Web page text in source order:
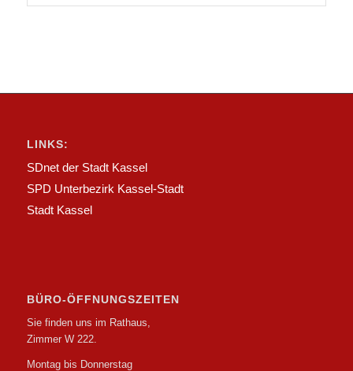
LINKS:
SDnet der Stadt Kassel
SPD Unterbezirk Kassel-Stadt
Stadt Kassel
BÜRO-ÖFFNUNGSZEITEN
Sie finden uns im Rathaus,
Zimmer W 222.
Montag bis Donnerstag